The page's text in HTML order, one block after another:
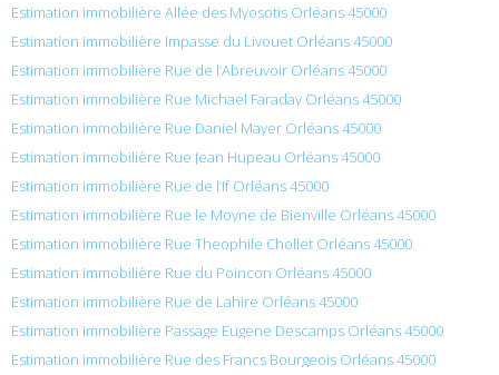
Estimation immobilière Allée des Myosotis Orléans 45000
Estimation immobilière Impasse du Livouet Orléans 45000
Estimation immobilière Rue de l’Abreuvoir Orléans 45000
Estimation immobilière Rue Michael Faraday Orléans 45000
Estimation immobilière Rue Daniel Mayer Orléans 45000
Estimation immobilière Rue Jean Hupeau Orléans 45000
Estimation immobilière Rue de l’If Orléans 45000
Estimation immobilière Rue le Moyne de Bienville Orléans 45000
Estimation immobilière Rue Theophile Chollet Orléans 45000
Estimation immobilière Rue du Poincon Orléans 45000
Estimation immobilière Rue de Lahire Orléans 45000
Estimation immobilière Passage Eugene Descamps Orléans 45000
Estimation immobilière Rue des Francs Bourgeois Orléans 45000